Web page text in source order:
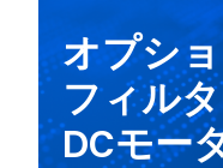
オプシ
フィル
DCモー